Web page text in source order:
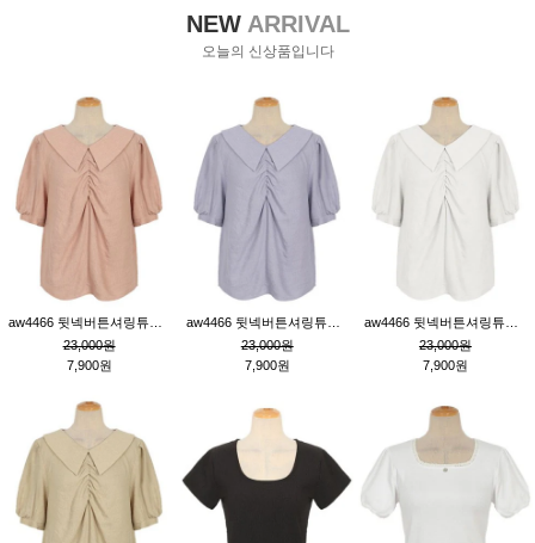
NEWARRIVAL
오늘의 신상품입니다
23,000원
7,900원
23,000원
7,900원
23,000원
7,900원